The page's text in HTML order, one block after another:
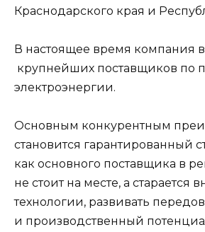
Краснодарского края и
В настоящее время компания
крупнейших поставщиков по
электроэнергии.
Основным конкурентным
становится гарантированный
как основного поставщика в
не стоит на месте, а старается
технологии, развивать
и производственный